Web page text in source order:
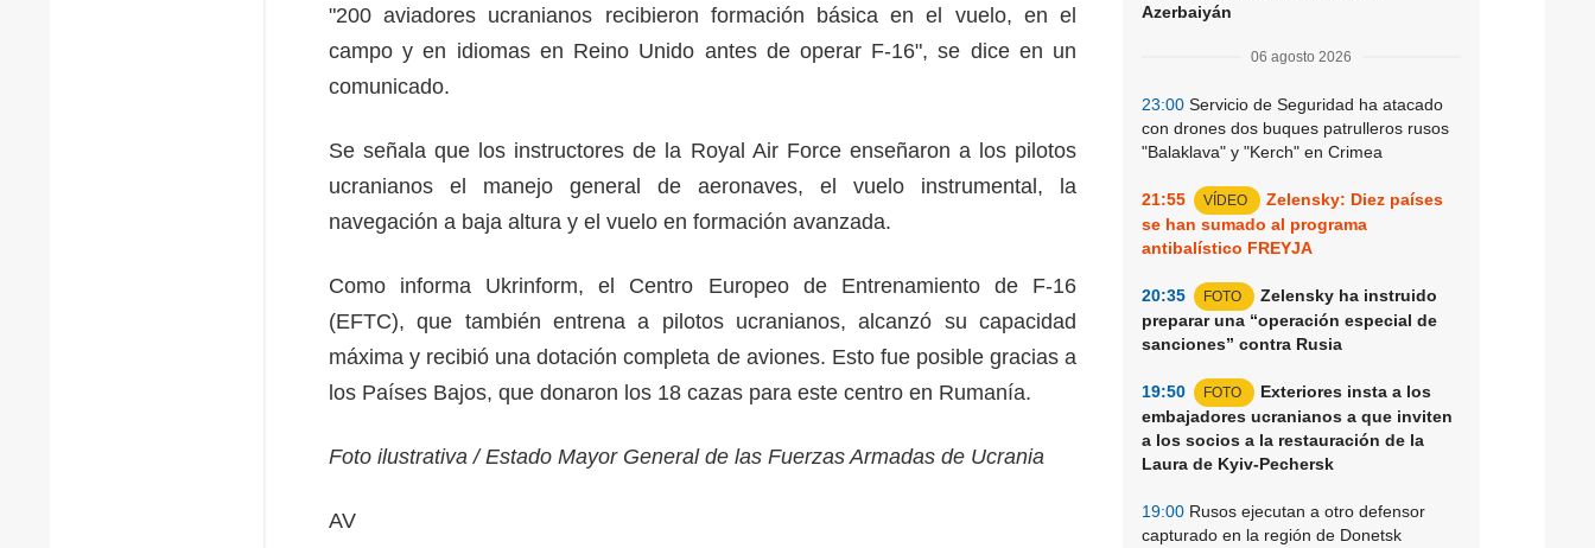
Azerbaiyán
06 agosto 2026
23:00 Servicio de Seguridad ha atacado
con drones dos buques patrulleros rusos
"Balaklava" y "Kerch" en Crimea
21:55 VÍDEO
Zelensky: Diez países
se han sumado al programa
antibalístico FREYJA
20:35 FOTO
Zelensky ha instruido
preparar una “operación especial de
sanciones” contra Rusia
19:50 FOTO
Exteriores insta a los
embajadores ucranianos a que inviten
a los socios a la restauración de la
Laura de Kyiv-Pechersk
19:00 Rusos ejecutan a otro defensor
capturado en la región de Donetsk
"200 aviadores ucranianos recibieron formación básica en el vuelo, en el
campo y en idiomas en Reino Unido antes de operar F-16", se dice en un
comunicado.
Se señala que los instructores de la Royal Air Force enseñaron a los pilotos
ucranianos el manejo general de aeronaves, el vuelo instrumental, la
navegación a baja altura y el vuelo en formación avanzada.
Como informa Ukrinform, el Centro Europeo de Entrenamiento de F-16
(EFTC), que también entrena a pilotos ucranianos, alcanzó su capacidad
máxima y recibió una dotación completa de aviones. Esto fue posible gracias a
los Países Bajos, que donaron los 18 cazas para este centro en Rumanía.
Foto ilustrativa / Estado Mayor General de las Fuerzas Armadas de Ucrania
AV